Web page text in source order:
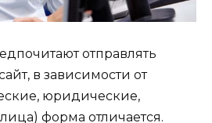
отправлять
в зависимости от
юридические,
форма отличается.